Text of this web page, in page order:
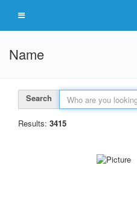
Name
Search
Results: 3415